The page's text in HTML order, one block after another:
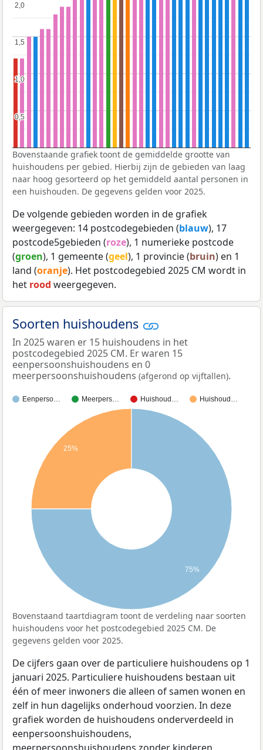
0,5
0,5
1,0
1,0
1,5
1,5
2,0
2,0
Bovenstaande grafiek toont de gemiddelde grootte van
huishoudens per gebied. Hierbij zijn de gebieden van laag
naar hoog gesorteerd op het gemiddeld aantal personen in
een huishouden. De gegevens gelden voor 2025.
De volgende gebieden worden in de grafiek
weergegeven: 14 postcodegebieden (blauw), 17
postcode5gebieden (roze), 1 numerieke postcode
(groen), 1 gemeente (geel), 1 provincie (bruin) en 1
land (oranje). Het postcodegebied 2025 CM wordt in
het rood weergegeven.
Soorten huishoudens
In 2025 waren er 15 huishoudens in het
postcodegebied 2025 CM. Er waren 15
eenpersoonshuishoudens en 0
meerpersoonshuishoudens (afgerond op vijftallen).
Eenperso… Meerpers… Huishoud… Huishoud…
25%
75%
Bovenstaand taartdiagram toont de verdeling naar soorten
huishoudens voor het postcodegebied 2025 CM. De
gegevens gelden voor 2025.
De cijfers gaan over de particuliere huishoudens op 1
januari 2025. Particuliere huishoudens bestaan uit
één of meer inwoners die alleen of samen wonen en
zelf in hun dagelijks onderhoud voorzien. In deze
grafiek worden de huishoudens onderverdeeld in
eenpersoonshuishoudens,